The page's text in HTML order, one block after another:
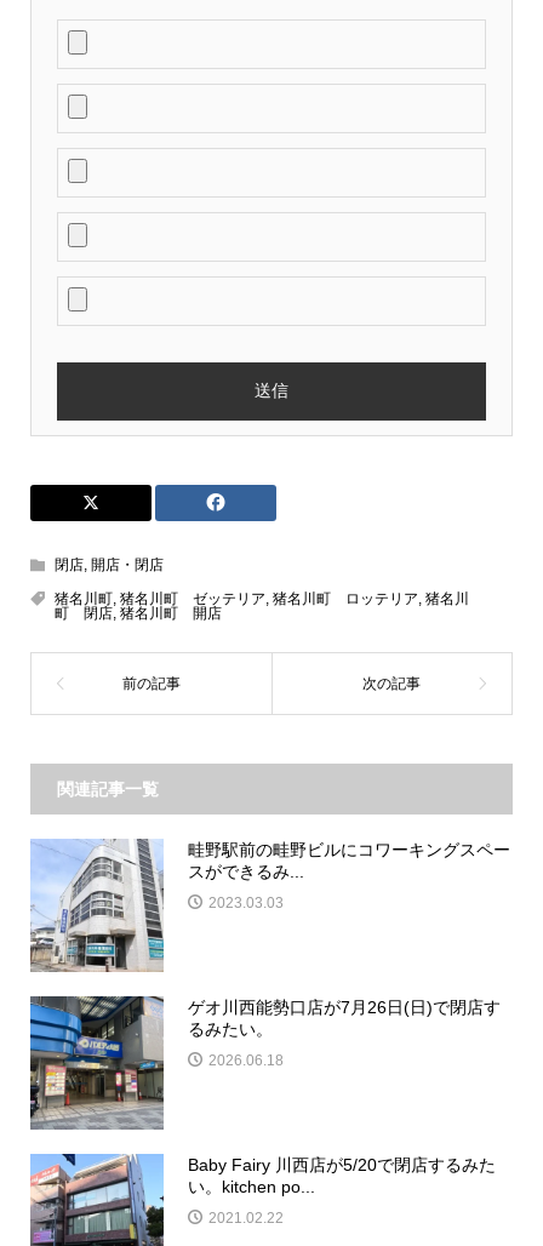
閉店, 開店・閉店
猪名川町, 猪名川町 ゼッテリア, 猪名川町 ロッテリア, 猪名川
町 閉店, 猪名川町 開店
関連記事一覧
畦野駅前の畦野ビルにコワーキングスペー
スができるみ...
2023.03.03
ゲオ川西能勢口店が7月26日(日)で閉店す
るみたい。
2026.06.18
Baby Fairy 川西店が5/20で閉店するみた
い。kitchen po...
2021.02.22